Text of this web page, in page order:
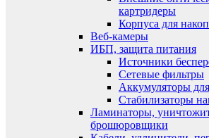
картридеры
Корпуса для
Веб-камеры
ИБП, защита питания
Источники
Сетевые фильтры
Аккумуляторы
Стабилизаторы
Ламинаторы,
брошюровщики